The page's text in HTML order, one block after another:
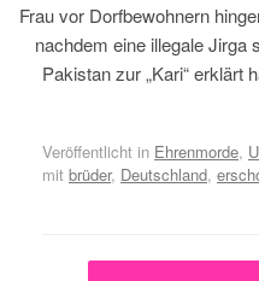
Frau vor Dorfbewohnern
nachdem eine illegale Jirga
Pakistan zur „Kari“ erklärt
Veröffentlicht in Ehrenmorde,
mit brüder, Deutschland,
Beitragsnavigation